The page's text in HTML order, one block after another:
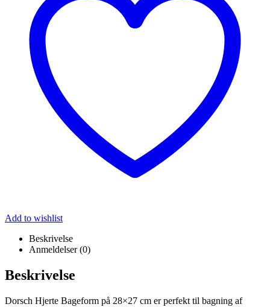
Add to wishlist
Beskrivelse
Anmeldelser (0)
Beskrivelse
Dorsch Hjerte Bageform på 28×27 cm er perfekt til bagning af